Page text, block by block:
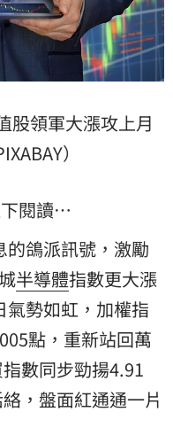
股領軍大漲攻上月
）
閱讀…
的鴿派訊號，激勵
半導體指數更大漲
氣勢如虹，加權指
點，重新站回萬
數同步勁揚4.91
，盤面紅通通一片